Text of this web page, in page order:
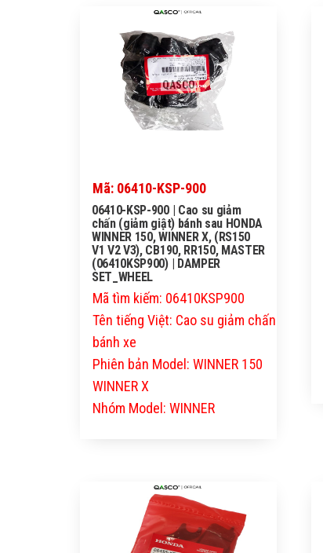
QASCO
Mã: 06410-KSP-900
06410-KSP-900 | Cao su giảm
chấn (giảm giật) bánh sau HONDA
WINNER 150, WINNER X, (RS150
V1 V2 V3), CB190, RR150, MASTER
(06410KSP900) | DAMPER
SET_WHEEL
Mã tìm kiếm: 06410KSP900
Tên tiếng Việt: Cao su giảm chấn
bánh xe
Phiên bản Model: WINNER 150
WINNER X
Nhóm Model: WINNER